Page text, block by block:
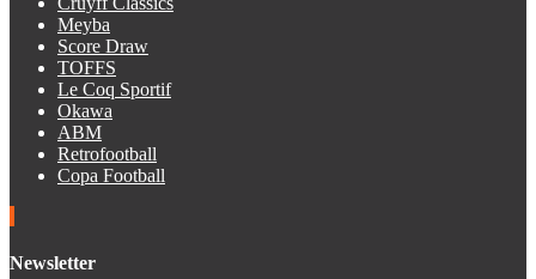
Meyba
Score Draw
TOFFS
Le Coq Sportif
Okawa
ABM
Retrofootball
Copa Football
Newsletter